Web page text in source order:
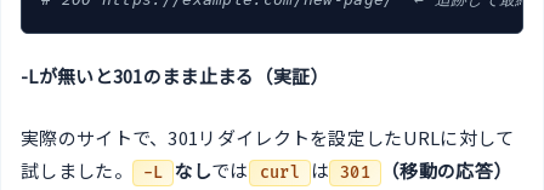
-Lが無いと301のまま止まる（実証）
実際のサイトで、301リダイレクトを設定したURLに対して
試しました。
-L なしでは curl は 301
（移動の応答）